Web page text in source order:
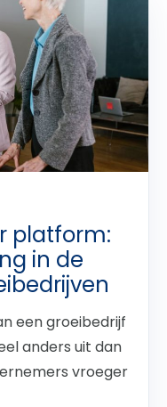
platform:
in de
een groeibedrijf
anders uit dan
vroeger